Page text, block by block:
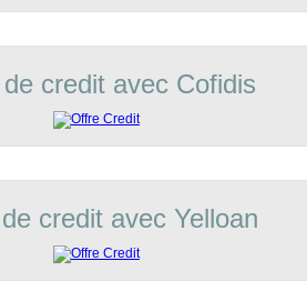
credit avec Cofidis
credit avec Yelloan